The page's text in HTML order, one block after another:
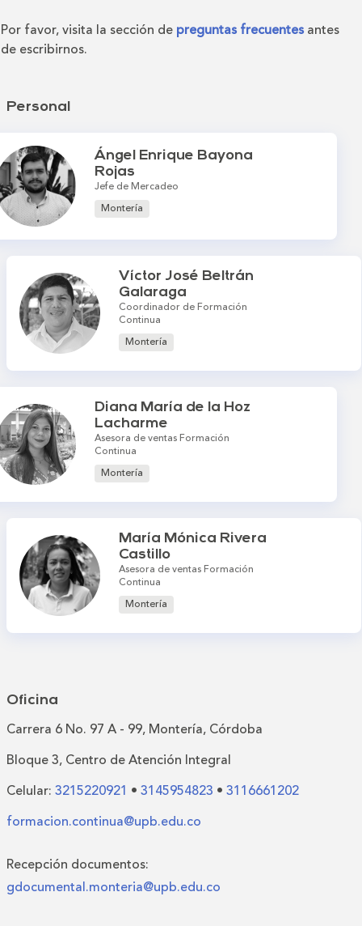
Por favor, visita la sección de preguntas frecuentes antes
de escribirnos.
Personal
Ángel Enrique Bayona
Rojas
Jefe de Mercadeo
Montería
Víctor José Beltrán
Galaraga
Coordinador de Formación
Continua
Montería
Diana María de la Hoz
Lacharme
Asesora de ventas Formación
Continua
Montería
María Mónica Rivera
Castillo
Asesora de ventas Formación
Continua
Montería
Oficina
Carrera 6 No. 97 A - 99, Montería, Córdoba
Bloque 3, Centro de Atención Integral
Celular: 3215220921 • 3145954823 • 3116661202
formacion.continua@upb.edu.co
Recepción documentos:
gdocumental.monteria@upb.edu.co